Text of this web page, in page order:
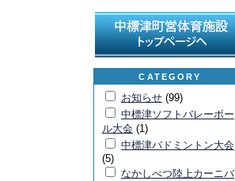
CATEGORY
お知らせ (99)
中標津ソフトバレーボー
ル大会 (1)
中標津バドミントン大会
(5)
なかしべつ陸上カーニバ